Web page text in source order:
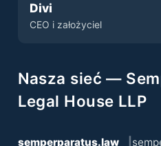
Divi
CEO i założyciel
Nasza sieć —
Legal House LLP
semperparatus.law